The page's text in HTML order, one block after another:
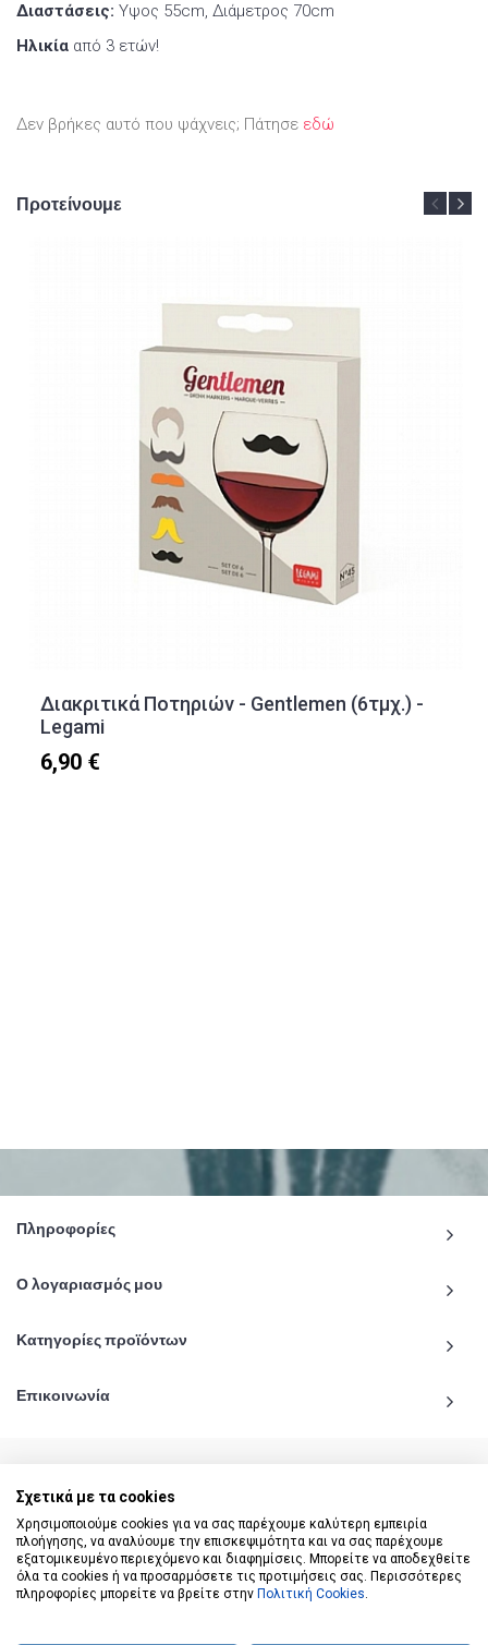
Διαστάσεις: Yψος 55cm, Διάμετρος 70cm
Ηλικία από 3 ετών!
Δεν βρήκες αυτό που ψάχνεις; Πάτησε εδώ
Προτείνουμε
Διακριτικά Ποτηριών - Gentlemen (6τμχ.) -
Legami
6,90 €
Πληροφορίες
Ο λογαριασμός μου
Κατηγορίες προϊόντων
Επικοινωνία
© 2020 - 2026 katiginetai.gr All Rights Reserved.
Σχετικά με τα cookies
Χρησιμοποιούμε cookies για να σας παρέχουμε καλύτερη εμπειρία
πλοήγησης, να αναλύουμε την επισκεψιμότητα και να σας παρέχουμε
εξατομικευμένο περιεχόμενο και διαφημίσεις. Μπορείτε να αποδεχθείτε
όλα τα cookies ή να προσαρμόσετε τις προτιμήσεις σας. Περισσότερες
πληροφορίες μπορείτε να βρείτε στην Πολιτική Cookies.